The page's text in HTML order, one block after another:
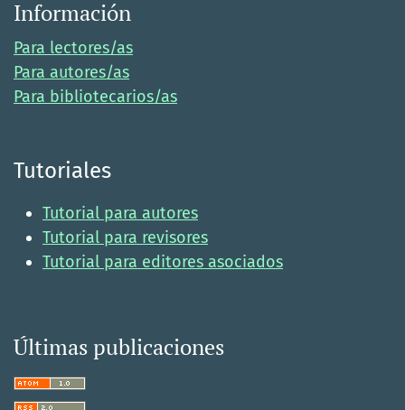
Información
Para lectores/as
Para autores/as
Para bibliotecarios/as
Tutoriales
Tutorial para autores
Tutorial para revisores
Tutorial para editores asociados
Últimas publicaciones